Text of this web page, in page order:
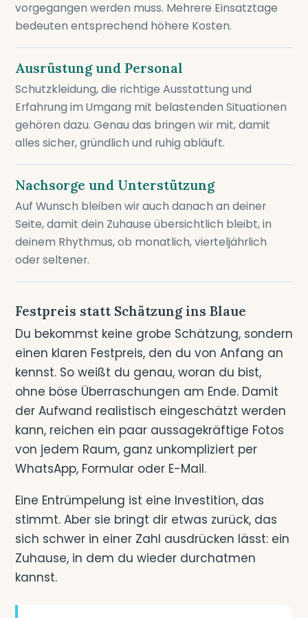
vorgegangen werden muss. Mehrere Einsatztage
bedeuten entsprechend höhere Kosten.
Ausrüstung und Personal
Schutzkleidung, die richtige Ausstattung und
Erfahrung im Umgang mit belastenden Situationen
gehören dazu. Genau das bringen wir mit, damit
alles sicher, gründlich und ruhig abläuft.
Nachsorge und Unterstützung
Auf Wunsch bleiben wir auch danach an deiner
Seite, damit dein Zuhause übersichtlich bleibt, in
deinem Rhythmus, ob monatlich, vierteljährlich
oder seltener.
Festpreis statt Schätzung ins Blaue
Du bekommst keine grobe Schätzung, sondern
einen klaren Festpreis, den du von Anfang an
kennst. So weißt du genau, woran du bist,
ohne böse Überraschungen am Ende. Damit
der Aufwand realistisch eingeschätzt werden
kann, reichen ein paar aussagekräftige Fotos
von jedem Raum, ganz unkompliziert per
WhatsApp, Formular oder E-Mail.
Eine Entrümpelung ist eine Investition, das
stimmt. Aber sie bringt dir etwas zurück, das
sich schwer in einer Zahl ausdrücken lässt: ein
Zuhause, in dem du wieder durchatmen
kannst.